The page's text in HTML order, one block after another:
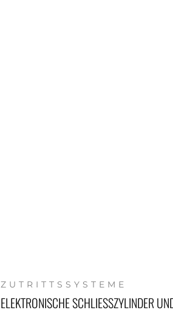
ZUTRITTS­SYSTEME
ELEKTRONISCHE SCHLIESSZYLINDER